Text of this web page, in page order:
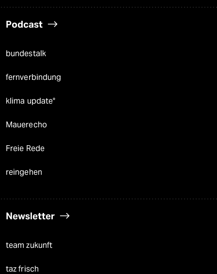
Podcast
bundestalk
fernverbindung
klima update°
Mauerecho
Freie Rede
reingehen
Newsletter
team zukunft
taz frisch